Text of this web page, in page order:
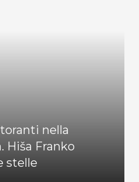
nella
Hiša Franko
stelle